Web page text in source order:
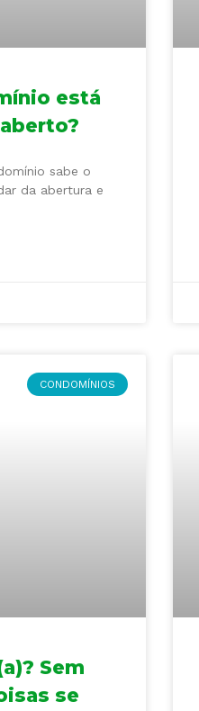
está
sabe o
da abertura e
CONDOMÍNIOS
Sem
se